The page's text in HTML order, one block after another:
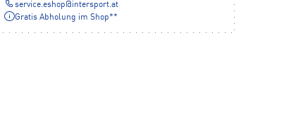
service.eshop@intersport.at
Gratis Abholung im Shop**